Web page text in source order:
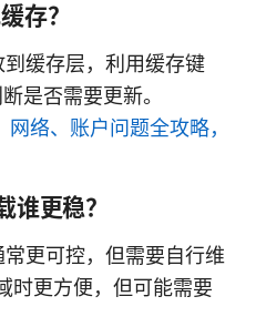
存？
缓存层，利用缓存键
是否需要更新。
络、账户问题全攻略，
谁更稳？
更可控，但需要自行维
时更方便，但可能需要